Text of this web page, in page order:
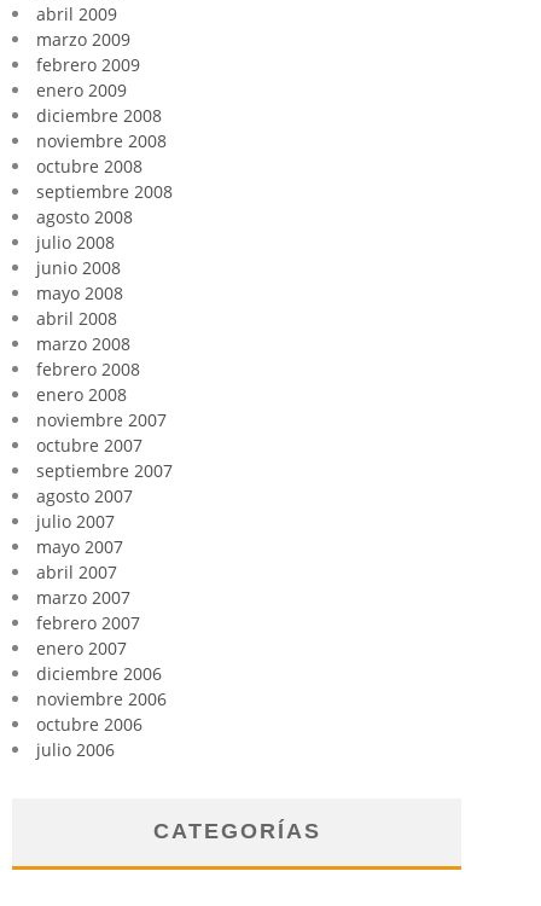
abril 2009
marzo 2009
febrero 2009
enero 2009
diciembre 2008
noviembre 2008
octubre 2008
septiembre 2008
agosto 2008
julio 2008
junio 2008
mayo 2008
abril 2008
marzo 2008
febrero 2008
enero 2008
noviembre 2007
octubre 2007
septiembre 2007
agosto 2007
julio 2007
mayo 2007
abril 2007
marzo 2007
febrero 2007
enero 2007
diciembre 2006
noviembre 2006
octubre 2006
julio 2006
CATEGORÍAS